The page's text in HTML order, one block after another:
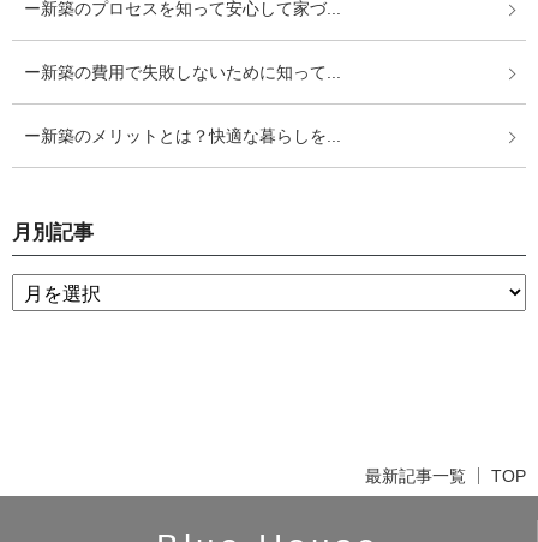
ー新築のプロセスを知って安心して家づ...
ー新築の費用で失敗しないために知って...
ー新築のメリットとは？快適な暮らしを...
月別記事
TOP
最新記事一覧